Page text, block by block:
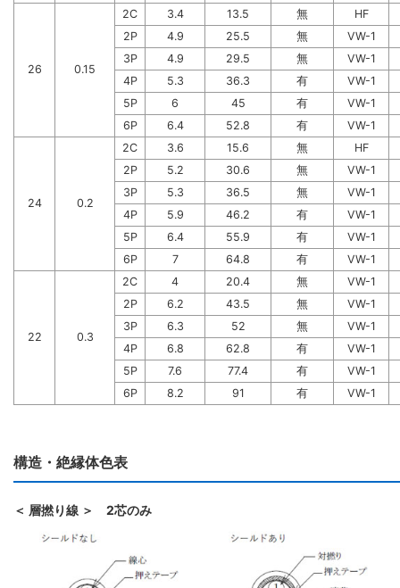
26 0.15
2C 3.4 13.5 無
HF
2P
4.9 25.5 無
VW-1
3P
4.9 29.5 無
VW-1
4P
5.3 36.3 有
VW-1
5P
6 45 有
VW-1
6P
6.4 52.8 有 VW-1
24 0.2
2C 3.6 15.6 無
HF
2P
5.2 30.6 無
VW-1
3P
5.3 36.5 無
VW-1
4P
5.9 46.2 有
VW-1
5P
6.4 55.9 有
VW-1
6P
7 64.8 有 VW-1
22 0.3
2C 4 20.4 無
VW-1
2P
6.2 43.5 無
VW-1
3P
6.3 52 無
VW-1
4P
6.8 62.8 有
VW-1
5P
7.6 77.4 有
VW-1
6P
8.2 91 有 VW-1
構造・絶縁体色表
＜ 層撚り線 ＞ 2芯のみ